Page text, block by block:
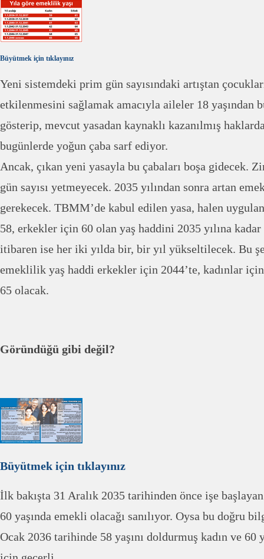
Büyütmek için tıklayınız
Yeni sistemdeki prim gün sayısındaki artıştan
etkilenmesini sağlamak amacıyla aileler 18 yaşından
gösterip, mevcut yasadan kaynaklı kazanılmış
bugünlerde yoğun çaba sarf ediyor.
Ancak, çıkan yeni yasayla bu çabaları boşa gidecek.
gün sayısı yetmeyecek. 2035 yılından sonra artan
gerekecek. TBMM’de kabul edilen yasa, halen
58, erkekler için 60 olan yaş haddini 2035 yılına
itibaren ise her iki yılda bir, bir yıl yükseltilecek. Bu
emeklilik yaş haddi erkekler için 2044’te, kadınlar için
65 olacak.
Göründüğü gibi değil?
Büyütmek için tıklayınız
İlk bakışta 31 Aralık 2035 tarihinden önce işe
60 yaşında emekli olacağı sanılıyor. Oysa bu doğru
Ocak 2036 tarihinde 58 yaşını doldurmuş kadın ve 60